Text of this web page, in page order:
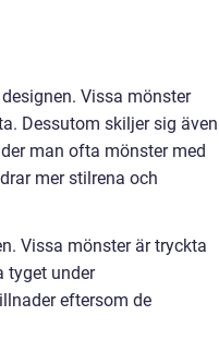
Vissa mönster
Dessutom skiljer sig även
man ofta mönster med
mer stilrena och
Vissa mönster är tryckta
tyget under
eftersom de